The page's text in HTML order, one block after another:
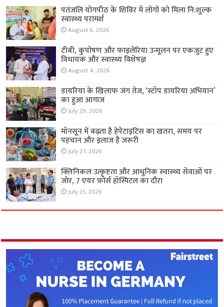
पतंजलि योगपीठ के शिविर में लोगों को मिला नि:शुल्क
स्वास्थ्य परामर्श
August 6, 2026
टीबी, कुपोषण और फाइलेरिया उन्मूलन पर एकजुट हुए
विधायक और स्वास्थ्य विशेषज्ञ
August 4, 2026
डायरिया के खिलाफ जंग तेज, ‘स्टॉप डायरिया अभियान’
का हुआ आगाज
July 29, 2026
मॉनसून में बढ़ता है हेपेटाइटिस का खतरा, समय पर
पहचान और इलाज है जरूरी
July 27, 2026
क्लिनिकल उत्कृष्टता और आधुनिक स्वास्थ्य सेवाओं पर
जोर, 7 एयर फ़ोर्स हॉस्पिटल का दौरा
July 23, 2026